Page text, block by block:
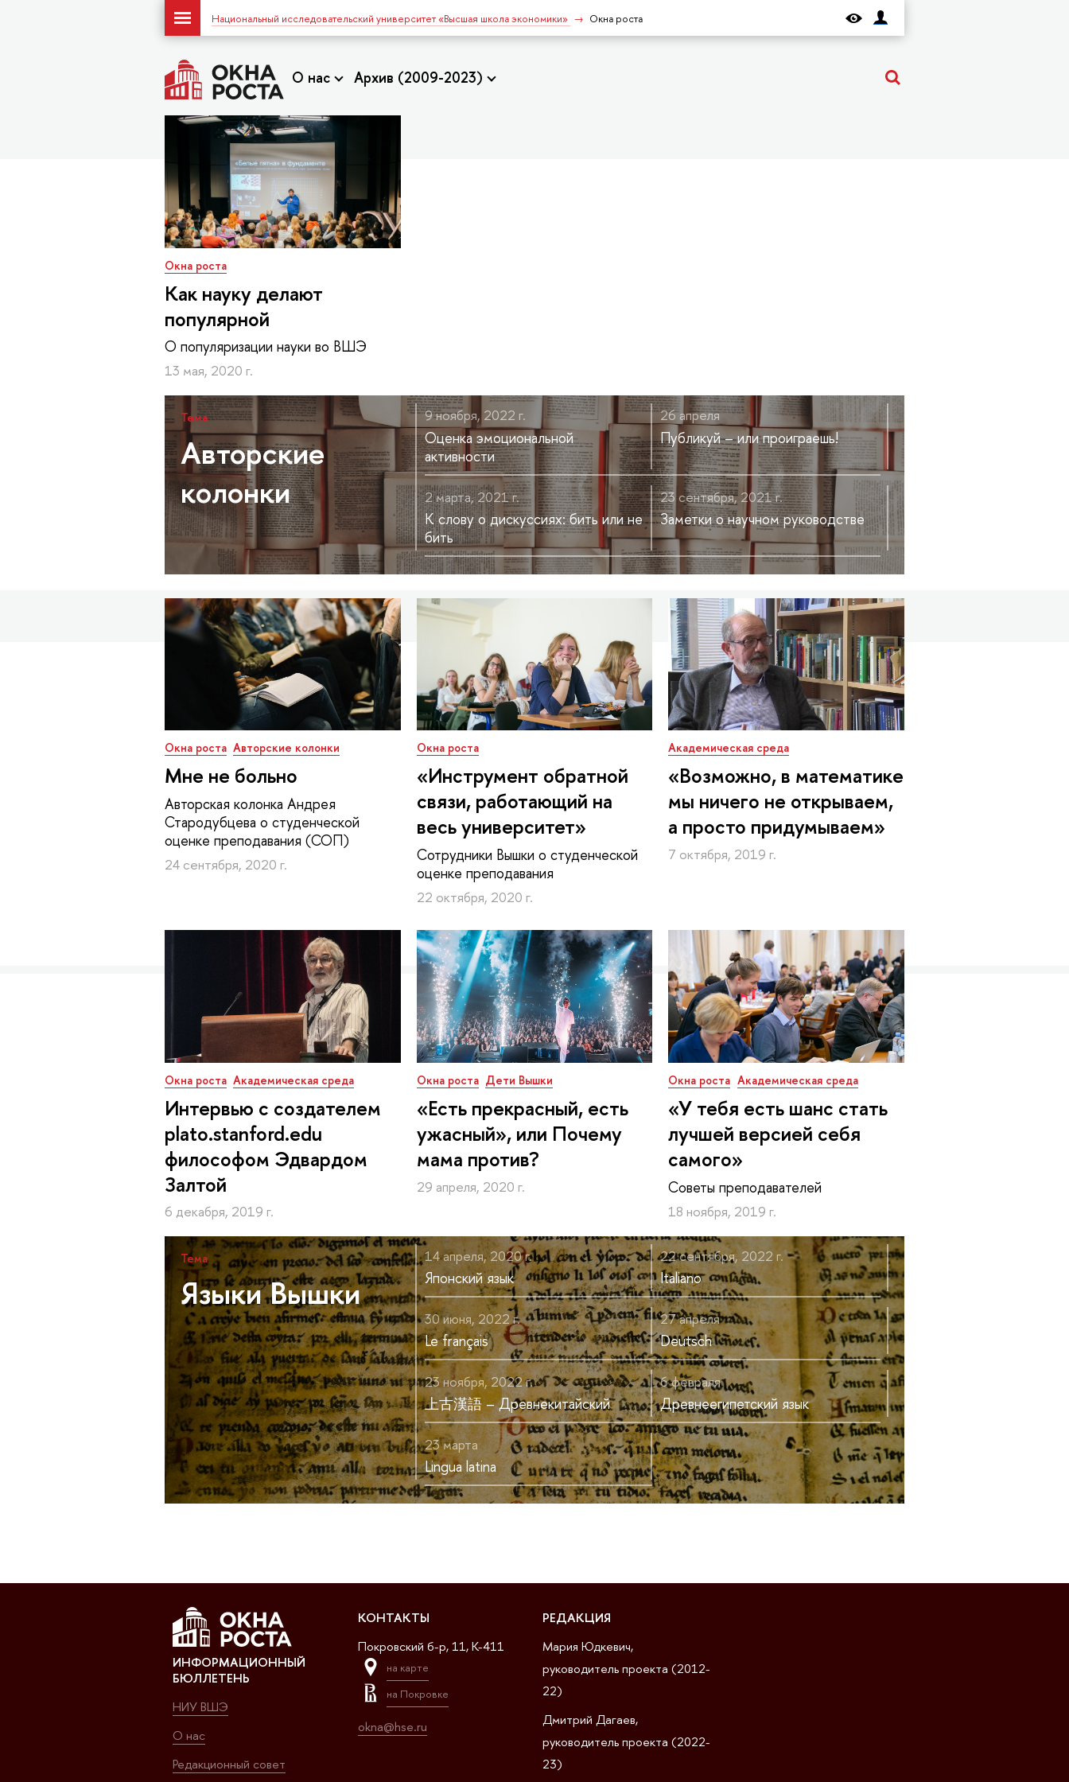
Национальный исследовательский университет «Высшая школа экономики» Окна роста
О нас Архив (2009-2023)
Окна роста
Как науку делают
популярной
О популяризации науки во ВШЭ
13 мая, 2020 г.
Тема
Авторские
колонки
9 ноября, 2022 г.
Оценка эмоциональной
активности
26 апреля
Публикуй – или проиграешь!
2 марта, 2021 г.
К слову о дискуссиях: бить или не
бить
23 сентября, 2021 г.
Заметки о научном руководстве
Окна роста Авторские колонки
Мне не больно
Авторская колонка Андрея
Стародубцева о студенческой
оценке преподавания (СОП)
24 сентября, 2020 г.
Окна роста
«Инструмент обратной
связи, работающий на
весь университет»
Сотрудники Вышки о студенческой
оценке преподавания
22 октября, 2020 г.
Академическая среда
«Возможно, в математике
мы ничего не открываем,
а просто придумываем»
7 октября, 2019 г.
Окна роста Академическая среда
Интервью с создателем
plato.stanford.edu
философом Эдвардом
Залтой
6 декабря, 2019 г.
Окна роста Дети Вышки
«Есть прекрасный, есть
ужасный», или Почему
мама против?
29 апреля, 2020 г.
Окна роста Академическая среда
«У тебя есть шанс стать
лучшей версией себя
самого»
Советы преподавателей
18 ноября, 2019 г.
Тема
Языки Вышки
14 апреля, 2020 г.
Японский язык
22 сентября, 2022 г.
Italiano
30 июня, 2022 г.
Le français
27 апреля
Deutsch
23 ноября, 2022 г.
上古漢語 – Древнекитайский
6 февраля
Древнеегипетский язык
23 марта
Lingua latina
ИНФОРМАЦИОННЫЙ
БЮЛЛЕТЕНЬ
НИУ ВШЭ
О нас
Редакционный совет
КОНТАКТЫ
Покровский б-р, 11, K-411
на карте
на Покровке
okna@hse.ru
РЕДАКЦИЯ
Мария Юдкевич,
руководитель проекта (2012-
22)
Дмитрий Дагаев,
руководитель проекта (2022-
23)